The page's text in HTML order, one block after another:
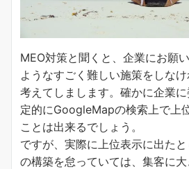
MEO対策と聞くと、企業にお願
ようなすごく難しい施策をしな
考えてしまします。確かに企業
定的にGoogleMapの検索上で上
ことは出来るでしょう。
ですが、実際に上位表示に出た
の構築を怠っていては、集客に